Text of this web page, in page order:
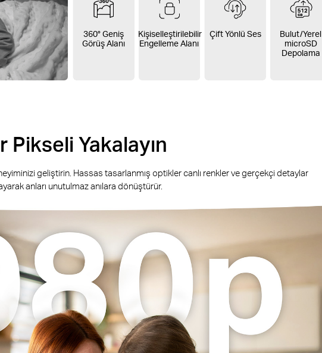
360° Geniş
Görüş Alanı
Kişiselleştirilebilir
Engelleme Alanı
Çift Yönlü Ses
Bulut/Yerel
microSD
Depolama
Pikseli Yakalayın
geliştirin. Hassas tasarlanmış optikler canlı renkler ve gerçekçi detaylar
anları unutulmaz anılara dönüştürür.